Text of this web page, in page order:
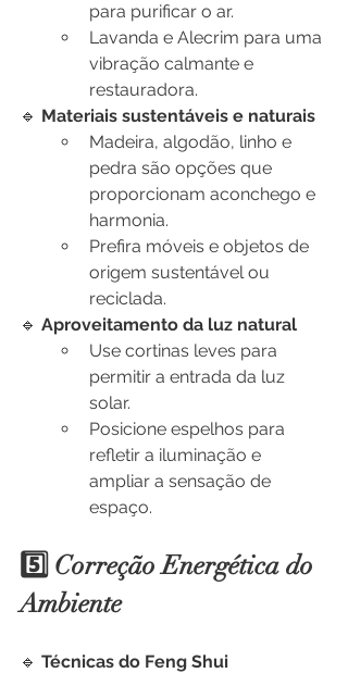
para purificar o ar.
Lavanda e Alecrim para uma
vibração calmante e
restauradora.
🔹 Materiais sustentáveis e naturais
Madeira, algodão, linho e
pedra são opções que
proporcionam aconchego e
harmonia.
Prefira móveis e objetos de
origem sustentável ou
reciclada.
🔹 Aproveitamento da luz natural
Use cortinas leves para
permitir a entrada da luz
solar.
Posicione espelhos para
refletir a iluminação e
ampliar a sensação de
espaço.
5️⃣ Correção Energética do
Ambiente
🔹 Técnicas do Feng Shui